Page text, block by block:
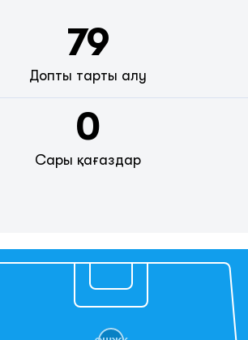
79
Допты тарты алу
0
Сары қағаздар